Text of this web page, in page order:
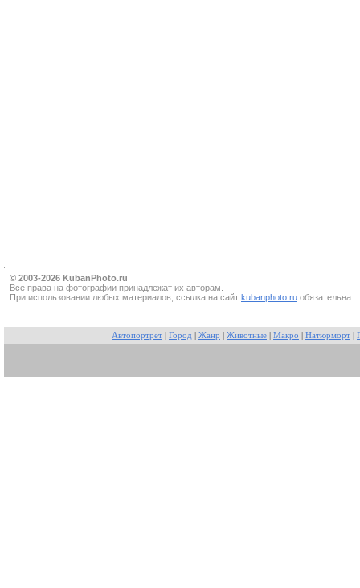
© 2003-2026 KubanPhoto.ru
Все прaва на фотографии принадлежат их авторам.
При использовании любых материалов, ссылка на сайт kubanphoto.ru обязательна.
Автопортрет Город Жанр Животные Макро Натюрморт